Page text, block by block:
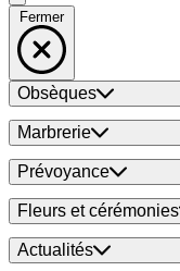
Fermer
Obsèques
Marbrerie
Prévoyance
Fleurs et cérémonies
Actualités